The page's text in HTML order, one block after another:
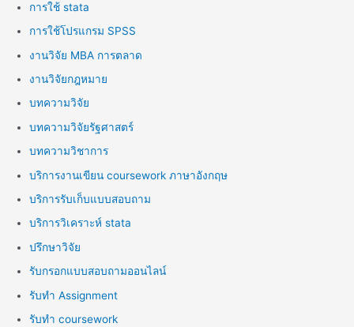
การใช้ stata
การใช้โปรแกรม SPSS
งานวิจัย MBA การตลาด
งานวิจัยกฎหมาย
บทความวิจัย
บทความวิจัยรัฐศาสตร์
บทความวิชาการ
บริการงานเขียน coursework ภาษาอังกฤษ
บริการรับเก็บแบบสอบถาม
บริการวิเคราะห์ stata
ปรึกษาวิจัย
รับกรอกแบบสอบถามออนไลน์
รับทำ Assignment
รับทำ coursework